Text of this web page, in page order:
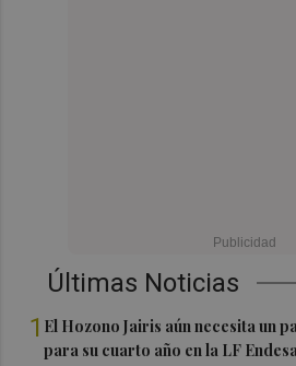
Últimas Noticias
1 El Hozono Jairis aún necesita un
para su cuarto año en la LF Endesa